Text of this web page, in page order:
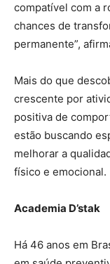
compatível com a
chances de
permanente”,
Mais do que
crescente por
positiva de
estão buscando
melhorar a
físico e emocional.
Academia D’stak
Há 46 anos em